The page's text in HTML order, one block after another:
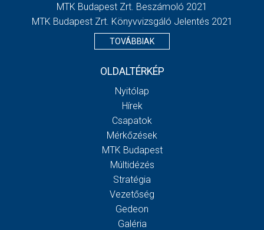
MTK Budapest Zrt. Beszámoló 2021
MTK Budapest Zrt. Könyvvizsgáló Jelentés 2021
TOVÁBBIAK
OLDALTÉRKÉP
Nyitólap
Hírek
Csapatok
Mérkőzések
MTK Budapest
Múltidézés
Stratégia
Vezetőség
Gedeon
Galéria